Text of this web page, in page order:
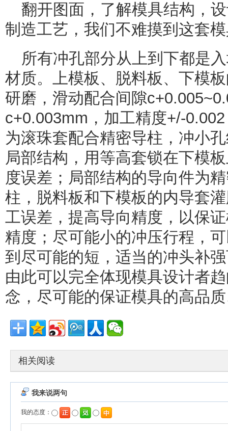
翻开图面，了解模具结构，
制造工艺，我们不难摸到这套
所有冲孔部分从上到下都是
材质。上模板、脱料板、下模
研磨，滑动配合间隙
c+0.003mm，加工精度+/-
为滚珠套配合精密导柱，冲小
局部结构，用等高套锁在下模
度误差；局部结构的导向件为
柱，脱料板和下模板的内导套
工误差，提高导向精度，以保
精度；尽可能小的冲压行程，
到尽可能的短，适当的冲头补
由此可以完全体现模具设计者
念，尽可能的保证模具的高品
相关阅读